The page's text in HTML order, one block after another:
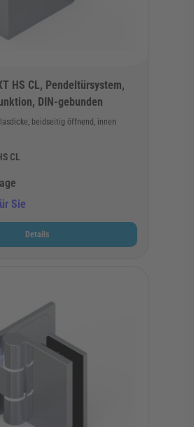
HS CL, Pendeltürsystem,
DIN-gebunden
beidseitig öffnend, innen
CL
Sie
Details